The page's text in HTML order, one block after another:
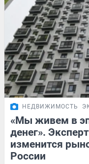
НЕДВИЖИМОСТЬ
«Мы живем в
денег».
изменится
России